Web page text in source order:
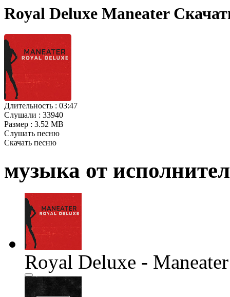
Royal Deluxe Maneater
Длительность : 03:47
Слушали : 33940
Размер : 3.52 MB
Слушать песню
Скачать песню
музыка от
Royal Deluxe - Maneater